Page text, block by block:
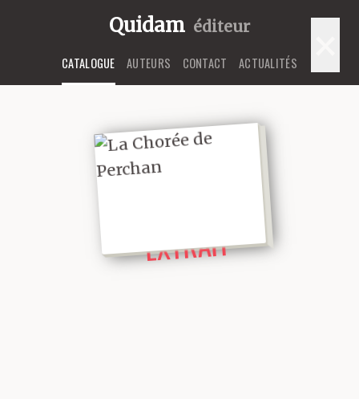
Quidam éditeur
CATALOGUE AUTEURS CONTACT ACTUALITÉS
EXTRAIT